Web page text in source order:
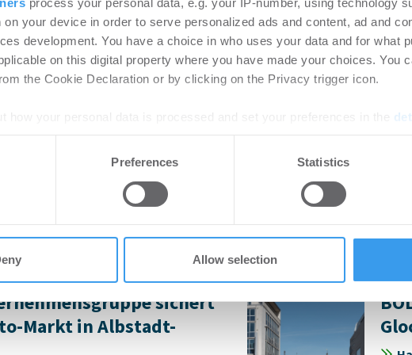
process your personal data, e.g. your IP-number, using technology
your device in order to serve personalized ads and content, ad and
development. You have a choice in who uses your data and for what
on this digital property where you have made your choices. You
the Cookie Declaration or by clicking on the Privacy trigger icon.
personalise content and ads, to provide social media features and to
you’ve provided to them or that they’ve collected from your use of their
Preferences Statistics
Allow selection
ganzen Artikel Wenn noch nicht
Sie sich jetzt Ihren kostenlosen
die neusten ...
Kauf 04.08.2026
ganzen Artikel Wenn noch nicht
Sie sich jetzt Ihren kostenlosen
die neusten ...
sichert
Markt in Albstadt-